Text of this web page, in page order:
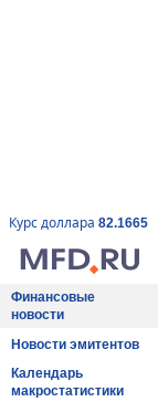
Курс доллара 82.1665
Финансовые
новости
Новости эмитентов
Календарь
макростатистики